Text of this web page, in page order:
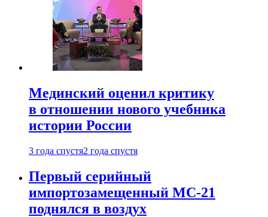
Мединский оценил критику
в отношении нового учебника
истории России
3 года спустя2 года спустя
Первый серийный
импортозамещенный МС-21
поднялся в воздух